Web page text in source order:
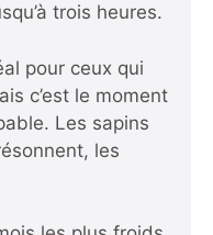
trois heures.
pour ceux qui
c’est le moment
Les sapins
les